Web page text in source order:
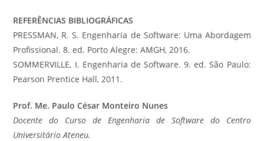
REFERÊNCIAS BIBLIOGRÁFICAS
PRESSMAN, R. S. Engenharia de Software: Uma Abordagem
Profissional. 8. ed. Porto Alegre: AMGH, 2016.
SOMMERVILLE, I. Engenharia de Software. 9. ed. São Paulo:
Pearson Prentice Hall, 2011.
Prof. Me. Paulo César Monteiro Nunes
Docente do Curso de Engenharia de Software do Centro
Universitário Ateneu.